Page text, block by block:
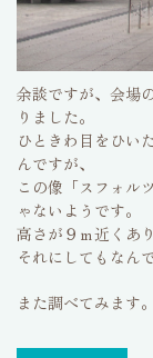
余談ですが、会場
りました。
ひときわ目をひい
んですが、
この像「スフォル
ゃないようです。
高さが９ｍ近くあ
それにしてもなん
また調べてみます。